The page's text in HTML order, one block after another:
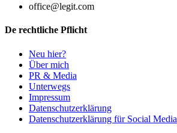
office@legit.com
De rechtliche Pflicht
Neu hier?
Über mich
PR & Media
Unterwegs
Impressum
Datenschutzerklärung
Datenschutzerklärung für Social Media